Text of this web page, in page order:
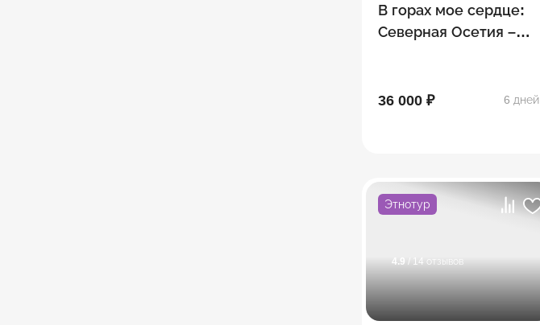
В горах мое сердце:
Северная Осетия –
36 000 ₽ 6 дней
Этнотур
4.9 / 14 отзывов